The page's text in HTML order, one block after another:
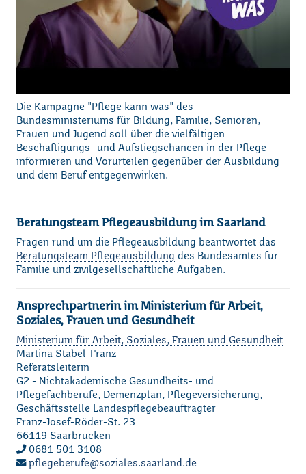
Die Kampagne "Pflege kann was" des
Bundesministeriums für Bildung, Familie, Senioren,
Frauen und Jugend soll über die vielfältigen
Beschäftigungs- und Aufstiegschancen in der Pflege
informieren und Vorurteilen gegenüber der Ausbildung
und dem Beruf entgegenwirken.
Beratungsteam Pflegeausbildung im Saarland
Fragen rund um die Pflegeausbildung beantwortet das
Beratungsteam Pflegeausbildung des Bundesamtes für
Familie und zivilgesellschaftliche Aufgaben.
Ansprechpartnerin im Ministerium für Arbeit,
Soziales, Frauen und Gesundheit
Ministerium für Arbeit, Soziales, Frauen und Gesundheit
Martina Stabel-Franz
Referatsleiterin
G2 - Nichtakademische Gesundheits- und
Pflegefachberufe, Demenzplan, Pflegeversicherung,
Geschäftsstelle Landespflegebeauftragter
Franz-Josef-Röder-St. 23
66119 Saarbrücken
0681 501 3108
pflegeberufe
soziales.saarland.de
Loading...